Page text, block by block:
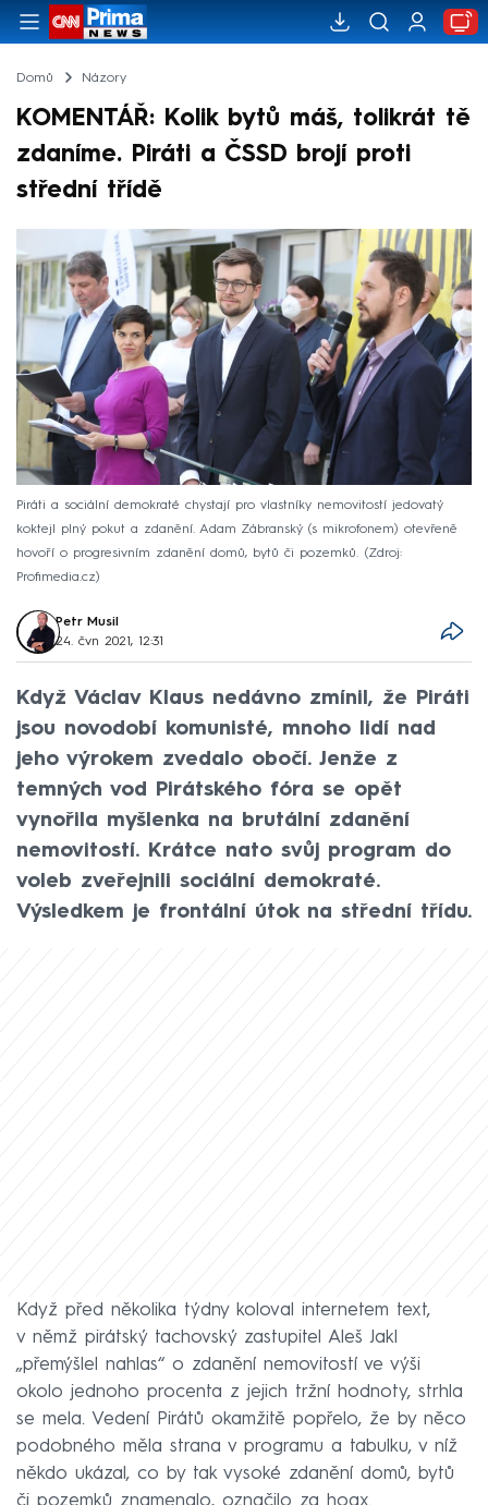
Domů Názory
KOMENTÁŘ: Kolik bytů máš, tolikrát tě
zdaníme. Piráti a ČSSD brojí proti
střední třídě
Piráti a sociální demokraté chystají pro vlastníky nemovitostí jedovatý
koktejl plný pokut a zdanění. Adam Zábranský (s mikrofonem) otevřeně
hovoří o progresivním zdanění domů, bytů či pozemků.
Zdroj:
Profimedia.cz
Petr Musil
24. čvn 2021, 12:31
Když Václav Klaus nedávno zmínil, že Piráti
jsou novodobí komunisté, mnoho lidí nad
jeho výrokem zvedalo obočí. Jenže z
temných vod Pirátského fóra se opět
vynořila myšlenka na brutální zdanění
nemovitostí. Krátce nato svůj program do
voleb zveřejnili sociální demokraté.
Výsledkem je frontální útok na střední třídu.
Když před několika týdny koloval internetem text,
v němž pirátský tachovský zastupitel Aleš Jakl
„přemýšlel nahlas“ o zdanění nemovitostí ve výši
okolo jednoho procenta z jejich tržní hodnoty, strhla
se mela. Vedení Pirátů okamžitě popřelo, že by něco
podobného měla strana v programu a tabulku, v níž
někdo ukázal, co by tak vysoké zdanění domů, bytů
či pozemků znamenalo, označilo za hoax.